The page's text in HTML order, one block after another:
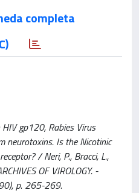
completa
gp120, Rabies Virus
neurotoxins. Is the Nicotinic
/ Neri, P., Bracci, L.,
OF VIROLOGY. -
p. 265-269.